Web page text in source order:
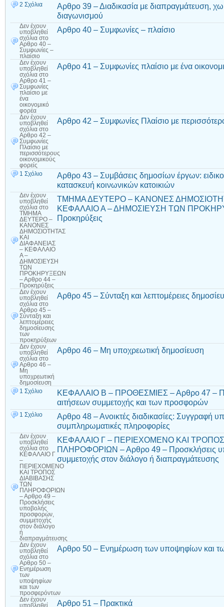
2 Σχόλια
Αρθρο 39 – Διαδικασία με διαπραγμάτευση,
διαγωνισμού
Δεν έχουν
υποβληθεί
σχόλια στο
Αρθρο 40 –
Συμφωνίες –
πλαίσιο
Αρθρο 40 – Συμφωνίες – πλαίσιο
Δεν έχουν
υποβληθεί
σχόλια στο
Αρθρο 41 –
Συμφωνίες
πλαίσιο με
ένα
οικονομικό
φορέα
Αρθρο 41 – Συμφωνίες πλαίσιο με ένα
Δεν έχουν
υποβληθεί
σχόλια στο
Αρθρο 42 –
Συμφωνίες
Πλαίσιο με
περισσότερους
οικονομικούς
φορείς
Αρθρο 42 – Συμφωνίες Πλαίσιο με
1 Σχόλιο
Αρθρο 43 – Συμβάσεις δημοσίων έργων:
κατασκευή κοινωνικών κατοικιών
Δεν έχουν
υποβληθεί
σχόλια στο
ΤΜΗΜΑ
ΔΕΥΤΕΡΟ –
ΚΑΝΟΝΕΣ
ΔΗΜΟΣΙΟΤΗΤΑΣ
ΚΑΙ
ΔΙΑΦΑΝΕΙΑΣ
– ΚΕΦΑΛΑΙΟ
Α –
ΔΗΜΟΣΙΕΥΣΗ
ΤΩΝ
ΠΡΟΚΗΡΥΞΕΩΝ
– Αρθρο 44 –
Προκηρύξεις
ΤΜΗΜΑ ΔΕΥΤΕΡΟ – ΚΑΝΟΝΕΣ
ΚΕΦΑΛΑΙΟ Α – ΔΗΜΟΣΙΕΥΣΗ ΤΩΝ
Προκηρύξεις
Δεν έχουν
υποβληθεί
σχόλια στο
Αρθρο 45 –
Σύνταξη και
λεπτομέρειες
δημοσίευσης
των
προκηρύξεων
Αρθρο 45 – Σύνταξη και λεπτομέρειες
Δεν έχουν
υποβληθεί
σχόλια στο
Αρθρο 46 –
Μη
υποχρεωτική
δημοσίευση
Αρθρο 46 – Μη υποχρεωτική δημοσίευση
1 Σχόλιο
ΚΕΦΑΛΑΙΟ Β – ΠΡΟΘΕΣΜΙΕΣ – Αρθρο 47 –
αιτήσεων συμμετοχής και των προσφορών
1 Σχόλιο
Αρθρο 48 – Ανοικτές διαδικασίες: Συγγραφή
συμπληρωματικές πληροφορίες
Δεν έχουν
υποβληθεί
σχόλια στο
ΚΕΦΑΛΑΙΟ Γ
–
ΠΕΡΙΕΧΟΜΕΝΟ
ΚΑΙ ΤΡΟΠΟΣ
ΔΙΑΒΙΒΑΣΗΣ
ΤΩΝ
ΠΛΗΡΟΦΟΡΙΩΝ
– Αρθρο 49 –
Προσκλήσεις
υποβολής
προσφορών,
συμμετοχής
στον διάλογο
ή
διαπραγμάτευσης
ΚΕΦΑΛΑΙΟ Γ – ΠΕΡΙΕΧΟΜΕΝΟ ΚΑΙ
ΠΛΗΡΟΦΟΡΙΩΝ – Αρθρο 49 – Προσκλήσεις
συμμετοχής στον διάλογο ή διαπραγμάτευσης
Δεν έχουν
υποβληθεί
σχόλια στο
Αρθρο 50 –
Ενημέρωση
των
υποψηφίων
και των
προσφερόντων
Αρθρο 50 – Ενημέρωση των υποψηφίων και
Δεν έχουν
υποβληθεί
Αρθρο 51 – Πρακτικά